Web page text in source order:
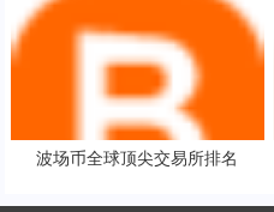
波场币全球顶尖交易所排名